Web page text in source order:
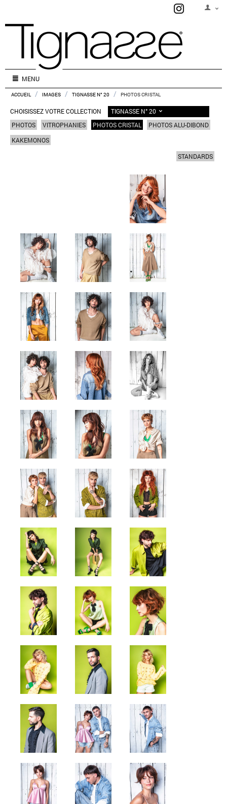
MENU
ACCUEIL / IMAGES / TIGNASSE N° 20 / PHOTOS CRISTAL
CHOISISSEZ VOTRE COLLECTION
TIGNASSE N° 20
PHOTOS
VITROPHANIES PHOTOS CRISTAL
PHOTOS ALU-DIBOND
KAKEMONOS
STANDARDS